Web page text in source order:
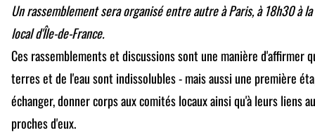
Un rassemblement sera organisé entre autre à Paris, à 18h30 à
local d'Île-de-France.
Ces rassemblements et discussions sont une manière d'affirmer
terres et de l'eau sont indissolubles - mais aussi une première
échanger, donner corps aux comités locaux ainsi qu'à leurs liens
proches d'eux.